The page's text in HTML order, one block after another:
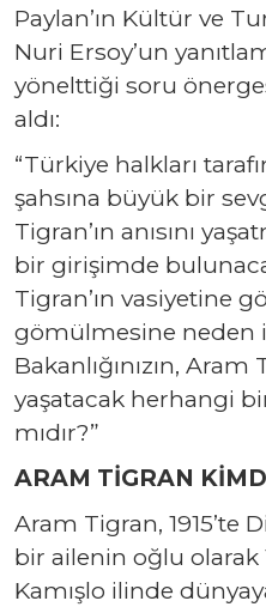
Paylan’ın Kültür ve
Nuri Ersoy’un
yönelttiği soru
aldı:
“Türkiye halkları
şahsına büyük bir
Tigran’ın anısını
bir girişimde
Tigran’ın vasiyetine
gömülmesine neden
Bakanlığınızın, Aram
yaşatacak herhangi
mıdır?”
ARAM TİGRAN
Aram Tigran, 1915’te
bir ailenin oğlu olarak
Kamışlo ilinde